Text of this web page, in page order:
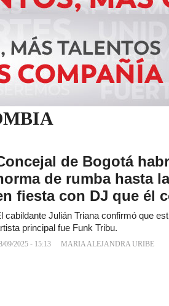
de Bogotá
de rumba hasta
fiesta con DJ que él
cabildante Julián Triana confirmó que
principal fue Funk Tribu.
09/2025 - 15:13 MARIA ALEJANDRA URIBE